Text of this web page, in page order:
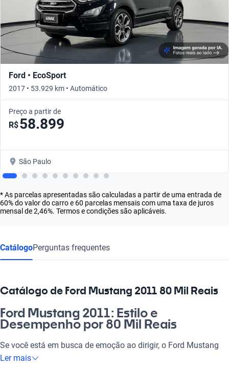
Ford • EcoSport
2017 • 53.929 km • Automático
Preço a partir de
R$58.899
São Paulo
* As parcelas apresentadas são calculadas a partir de uma entrada de
60% do valor do carro e 60 parcelas mensais com uma taxa de juros
mensal de 2,46%. Termos e condições são aplicáveis.
CatálogoPerguntas frequentes
Catálogo de Ford Mustang 2011 80 Mil Reais
Ford Mustang 2011: Estilo e
Desempenho por 80 Mil Reais
Se você está em busca de emoção ao dirigir, o Ford Mustang
2011 por 80 mil Reais é a escolha perfeita. Sinta a adrenalina
Ler mais